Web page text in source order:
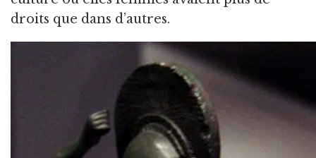
droits que dans d’autres.